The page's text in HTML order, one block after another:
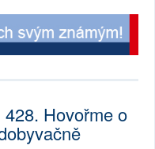
Hovořme o